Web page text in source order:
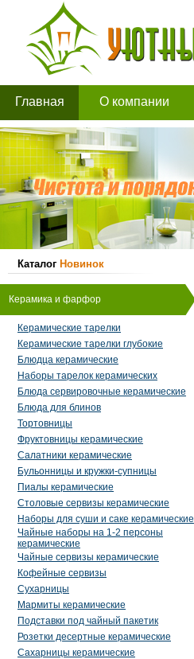
Главная О компании
Каталог Новинок
Керамика и фарфор
Керамические тарелки
Керамические тарелки глубокие
Блюдца керамические
Наборы тарелок керамических
Блюда сервировочные керамические
Блюда для блинов
Тортовницы
Фруктовницы керамические
Салатники керамические
Бульонницы и кружки-супницы
Пиалы керамические
Столовые сервизы керамические
Наборы для суши и саке керамические
Чайные наборы на 1-2 персоны
керамические
Чайные сервизы керамические
Кофейные сервизы
Сухарницы
Мармиты керамические
Подставки под чайный пакетик
Розетки десертные керамические
Сахарницы керамические